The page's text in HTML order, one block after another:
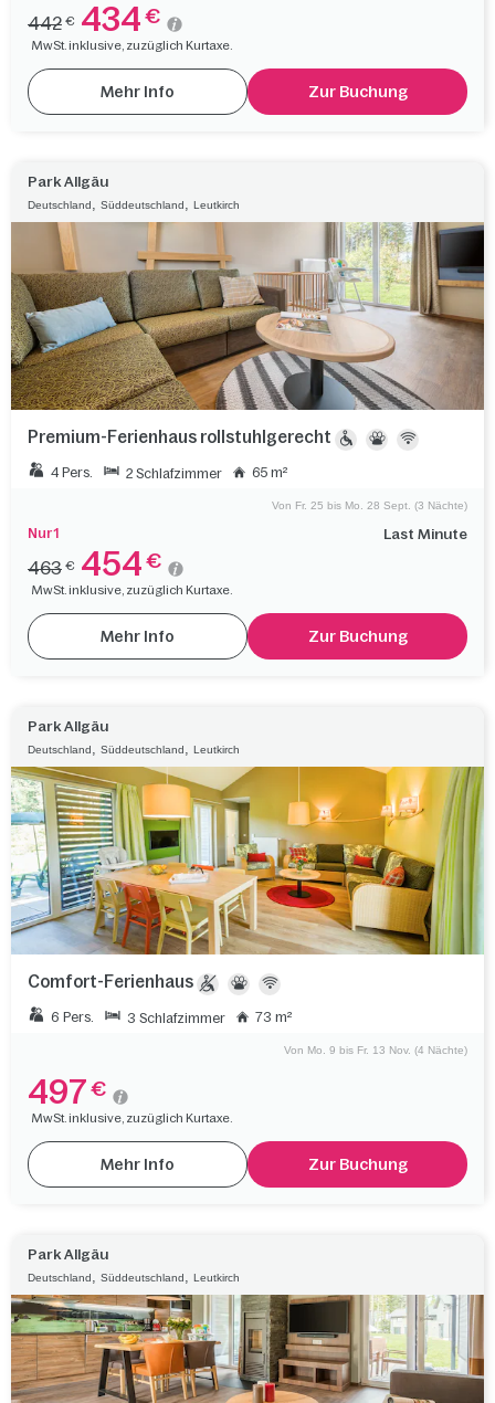
442 € 434 €
MwSt. inklusive, zuzüglich Kurtaxe.
Mehr Info Zur Buchung
Park Allgäu
Deutschland, Süddeutschland, Leutkirch
Premium-Ferienhaus rollstuhlgerecht
4 Pers. 2 Schlafzimmer 65 m²
Nur 1 Last Minute
Von Fr. 25 bis Mo. 28 Sept. (3 Nächte)
463 € 454 €
MwSt. inklusive, zuzüglich Kurtaxe.
Mehr Info Zur Buchung
Park Allgäu
Deutschland, Süddeutschland, Leutkirch
Comfort-Ferienhaus
6 Pers. 3 Schlafzimmer 73 m²
Von Mo. 9 bis Fr. 13 Nov. (4 Nächte)
497 €
MwSt. inklusive, zuzüglich Kurtaxe.
Mehr Info Zur Buchung
Park Allgäu
Deutschland , Süddeutschland , Leutkirch